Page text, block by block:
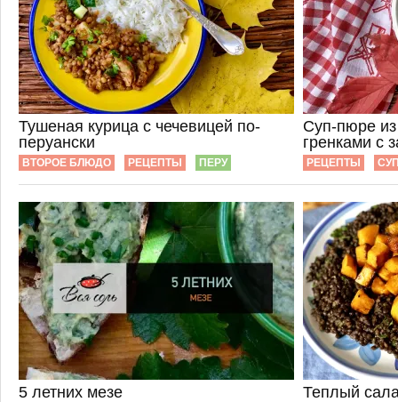
Тушеная курица с чечевицей по-
перуански
ВТОРОЕ БЛЮДО РЕЦЕПТЫ ПЕРУ
Суп-пюре
гренками с
РЕЦЕПТЫ
5 летних мезе Теплый